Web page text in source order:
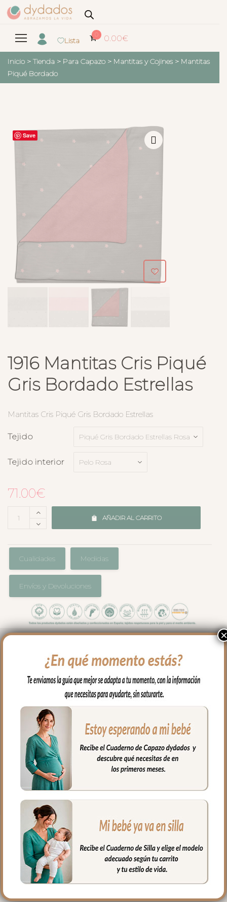
Lista
0 0.00€
Inicio > Tienda > Para Capazo > Mantitas y Cojines > Mantitas
Piqué Bordado
Save
1916 Mantitas Cris Piqué
Gris Bordado Estrellas
Mantitas Cris Piqué Gris Bordado Estrellas
Tejido
Tejido interior
71.00€
AÑADIR AL CARRITO
Cualidades Medidas
Envíos y Devoluciones
nuestro bebe en brazos, para usar en el
capazo o en la cuna.
Por un lado, en tejido piqué bordado; un
piqué de algodón y por el otro puedes
elegir en piqué de algodón o en pelo corto
liso.
Puedes lavar a mano o en lavadora,
siempre agua fría, jabones no abrasivos y
secado al natural.
Medidas 98 X 70cm
PRODUCTOS
RELACIONADOS
×